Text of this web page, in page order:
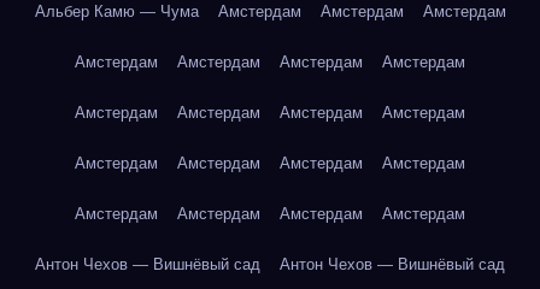
Альбер Камю — Чума Амстердам Амстердам Амстердам
Амстердам Амстердам Амстердам Амстердам
Амстердам Амстердам Амстердам Амстердам
Амстердам Амстердам Амстердам Амстердам
Амстердам Амстердам Амстердам Амстердам
Антон Чехов — Вишнёвый сад Антон Чехов — Вишнёвый сад